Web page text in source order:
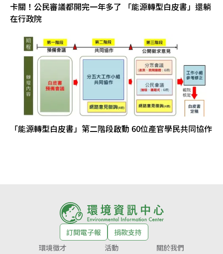
卡關！公民審議都開完一年多了 「能源轉型白皮書」還躺
在行政院
「能源轉型白皮書」第二階段啟動 60位產官學民共同協作
訂閱電子報
捐款支持
環境徵才
活動
關於我們